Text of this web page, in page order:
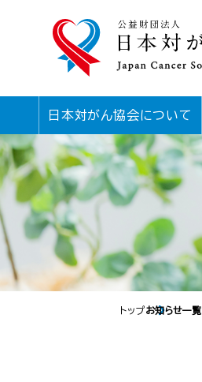
日本対がん協会について
トップお知らせ一覧